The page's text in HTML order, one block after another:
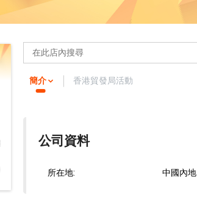
簡介 香港貿發局活動
公司資料
所在地: 中國內地